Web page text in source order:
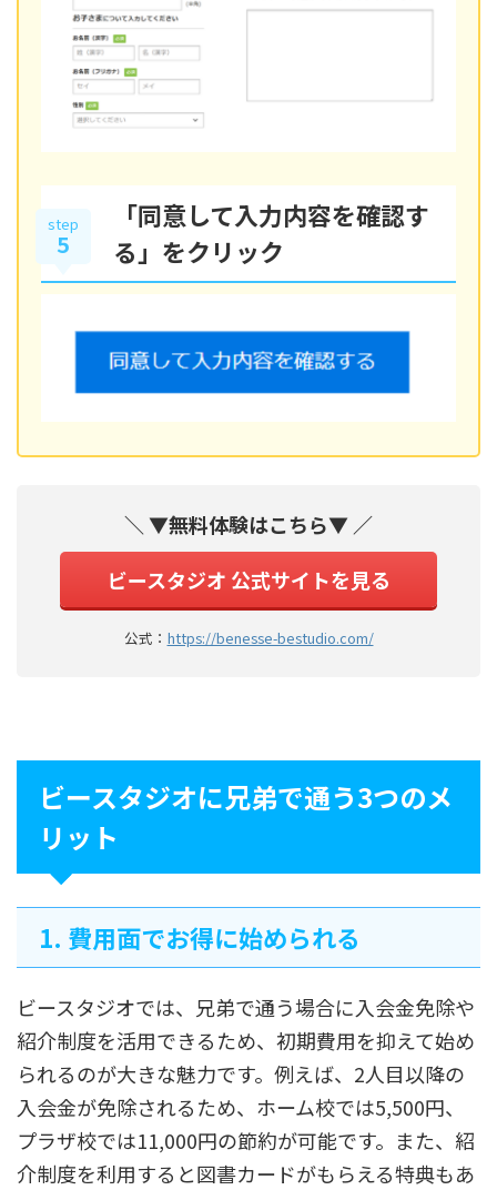
step
5
「同意して入力内容を確認す
る」をクリック
＼ ▼無料体験はこちら▼ ／
ビースタジオ 公式サイトを見る
公式： https://benesse-bestudio.com/
ビースタジオに兄弟で通う3つのメ
リット
1. 費用面でお得に始められる
ビースタジオでは、兄弟で通う場合に入会金免除や
紹介制度を活用できるため、初期費用を抑えて始め
られるのが大きな魅力です。例えば、2人目以降の
入会金が免除されるため、ホーム校では5,500円、
プラザ校では11,000円の節約が可能です。また、紹
介制度を利用すると図書カードがもらえる特典もあ